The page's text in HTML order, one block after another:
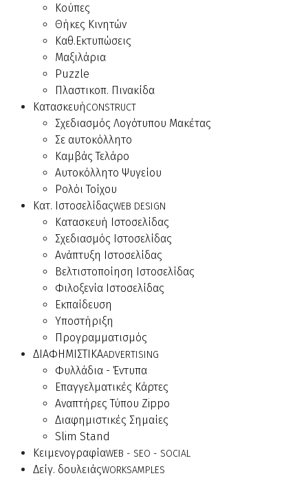
Κούπες
Θήκες Κινητών
Καθ.Εκτυπώσεις
Μαξιλάρια
Puzzle
Πλαστικοπ. Πινακίδα
ΚατασκευήCONSTRUCT
Σχεδιασμός Λογότυπου Μακέτας
Σε αυτοκόλλητο
Καμβάς Τελάρο
Αυτοκόλλητο Ψυγείου
Ρολόι Τοίχου
Κατ. ΙστοσελίδαςWEB DESIGN
Κατασκευή Ιστοσελίδας
Σχεδιασμός Ιστοσελίδας
Ανάπτυξη Ιστοσελίδας
Βελτιστοποίηση Ιστοσελίδας
Φιλοξενία Ιστοσελίδας
Εκπαίδευση
Υποστήριξη
Προγραμματισμός
ΔΙΑΦΗΜΙΣΤΙΚΑADVERTISING
Φυλλάδια - Έντυπα
Επαγγελματικές Κάρτες
Αναπτήρες Τύπου Zippo
Διαφημιστικές Σημαίες
Slim Stand
ΚειμενογραφίαWEB - SEO - SOCIAL
Δείγ. δουλειάςWORKSAMPLES